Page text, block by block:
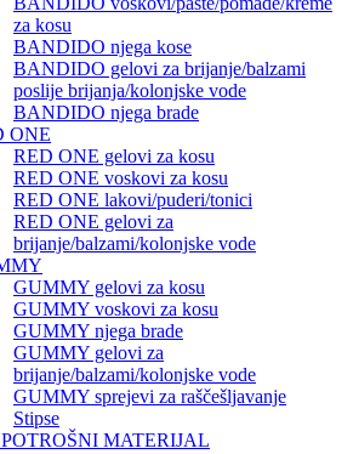
za kosu
BANDIDO njega kose
BANDIDO gelovi za brijanje/balzami
poslije brijanja/kolonjske vode
BANDIDO njega brade
ONE
RED ONE gelovi za kosu
RED ONE voskovi za kosu
RED ONE lakovi/puderi/tonici
RED ONE gelovi za
brijanje/balzami/kolonjske vode
GUMMY gelovi za kosu
GUMMY voskovi za kosu
GUMMY njega brade
GUMMY gelovi za
brijanje/balzami/kolonjske vode
GUMMY sprejevi za raščešljavanje
Stipse
MATERIJAL